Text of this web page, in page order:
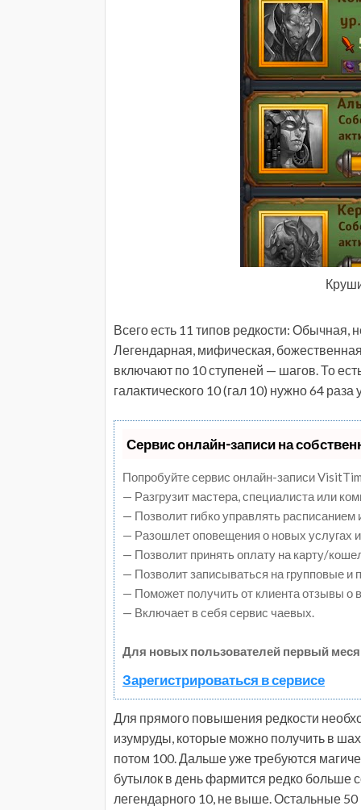
Всего есть 11 типов редкости:
Легендарная, мифическая,
включают по 10 ступеней — шагов. То
галактического 10 (гал 10) нужно 64 раза
Сервис онлайн-записи на
Попробуйте сервис онлайн-записи
— Разгрузит мастера, специалиста или
— Позволит гибко управлять расписанием
— Разошлет оповещения о новых услугах
— Позволит принять оплату на карту/
— Позволит записываться на групповые
— Поможет получить от клиента отзывы о
— Включает в себя сервис чаевых.
Для новых пользователей первый
Зарегистрироваться в сервисе
Для прямого повышения редкости
изумруды, которые можно получить в
потом 100. Дальше уже требуются
бутылок в день фармится редко больше
легендарного 10, не выше. Остальные